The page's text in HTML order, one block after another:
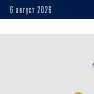
6 август 2026